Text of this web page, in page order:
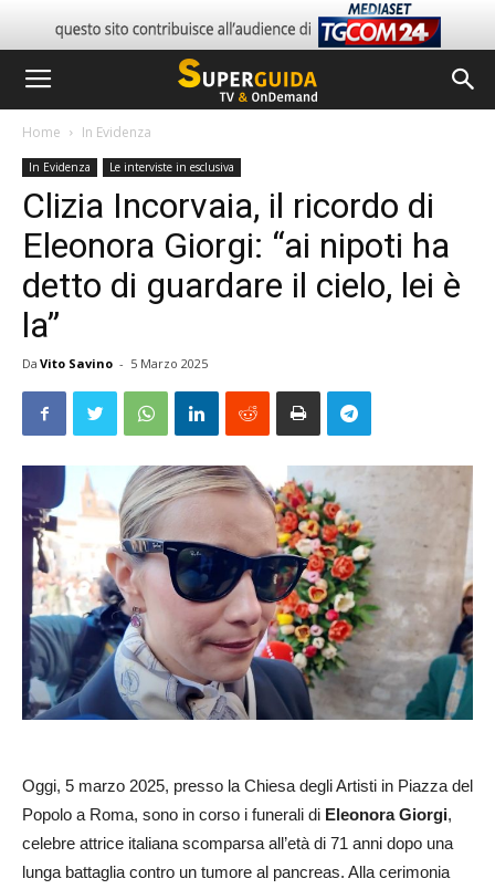
Home In Evidenza
In Evidenza Le interviste in esclusiva
Clizia Incorvaia, il ricordo di
Eleonora Giorgi: “ai nipoti ha
detto di guardare il cielo, lei è
la”
Da Vito Savino - 5 Marzo 2025
​Oggi, 5 marzo 2025, presso la Chiesa degli Artisti in Piazza del
Popolo a Roma, sono in corso i funerali di Eleonora Giorgi,
celebre attrice italiana scomparsa all’età di 71 anni dopo una
lunga battaglia contro un tumore al pancreas. Alla cerimonia